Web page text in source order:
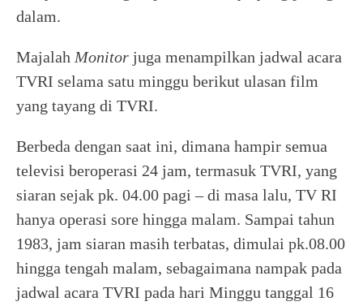
dalam.
Majalah Monitor juga menampilkan jadwal acara
TVRI selama satu minggu berikut ulasan film
yang tayang di TVRI.
Berbeda dengan saat ini, dimana hampir semua
televisi beroperasi 24 jam, termasuk TVRI, yang
siaran sejak pk. 04.00 pagi – di masa lalu, TV RI
hanya operasi sore hingga malam. Sampai tahun
1983, jam siaran masih terbatas, dimulai pk.08.00
hingga tengah malam, sebagaimana nampak pada
jadwal acara TVRI pada hari Minggu tanggal 16